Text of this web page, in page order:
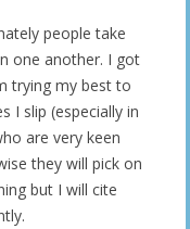
people take
one another. I got
trying my best to
I slip (especially in
are very keen
they will pick on
but I will cite